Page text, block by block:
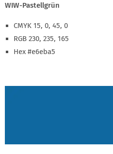
WIW-Pastellgrün
CMYK 15, 0, 45, 0
RGB 230, 235, 165
Hex #e6eba5